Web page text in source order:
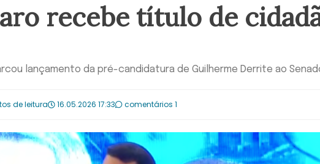
recebe título de
lançamento da pré-candidatura de Guilherme Derrite ao
de leitura 16.05.2026 17:33 comentários 1